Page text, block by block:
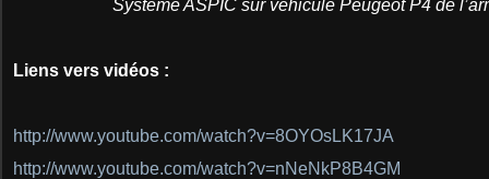
Système ASPIC sur véhicule Peugeot P4 de
Liens vers vidéos :
http://www.youtube.com/watch?v=8OYOsLK17JA
http://www.youtube.com/watch?v=nNeNkP8B4GM